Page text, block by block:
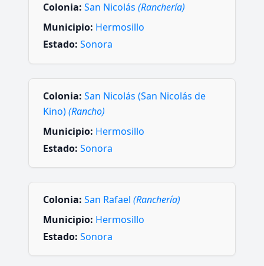
Colonia: San Nicolás (Ranchería)
Municipio: Hermosillo
Estado: Sonora
Colonia: San Nicolás (San Nicolás de
Kino)(Rancho)
Municipio: Hermosillo
Estado: Sonora
Colonia: San Rafael (Ranchería)
Municipio: Hermosillo
Estado: Sonora